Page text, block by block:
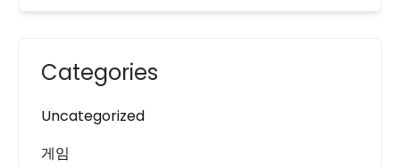
Categories
Uncategorized
게임